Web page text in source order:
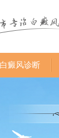
白癜风诊断